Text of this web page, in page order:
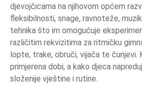
djevojčicama na njihovom općem
fleksibilnosti, snage, ravnoteže,
tehnika što im omogućuje
različitim rekvizitima za ritmičku
lopte, trake, obruči, vijača te čunjevi.
primjerena dobi, a kako djeca
složenije vještine i rutine.